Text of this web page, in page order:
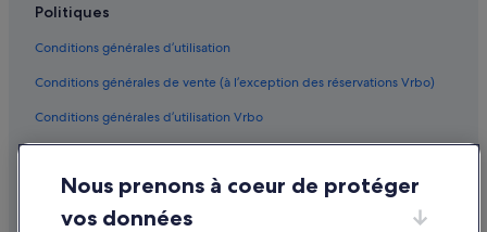
Politiques
Conditions générales d’utilisation
Conditions générales de vente (à l’exception des réservations Vrbo)
Conditions générales d’utilisation Vrbo
Protection des données
Cookies
Nous prenons à coeur de protéger
vos données